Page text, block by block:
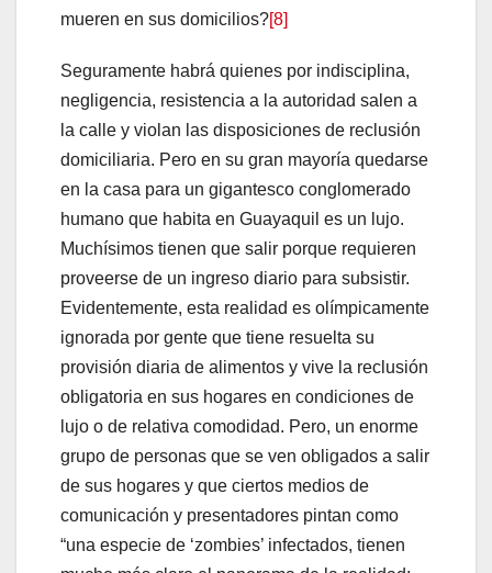
mueren en sus domicilios?[8]
Seguramente habrá quienes por indisciplina,
negligencia, resistencia a la autoridad salen a
la calle y violan las disposiciones de reclusión
domiciliaria. Pero en su gran mayoría quedarse
en la casa para un gigantesco conglomerado
humano que habita en Guayaquil es un lujo.
Muchísimos tienen que salir porque requieren
proveerse de un ingreso diario para subsistir.
Evidentemente, esta realidad es olímpicamente
ignorada por gente que tiene resuelta su
provisión diaria de alimentos y vive la reclusión
obligatoria en sus hogares en condiciones de
lujo o de relativa comodidad. Pero, un enorme
grupo de personas que se ven obligados a salir
de sus hogares y que ciertos medios de
comunicación y presentadores pintan como
“una especie de ‘zombies’ infectados, tienen